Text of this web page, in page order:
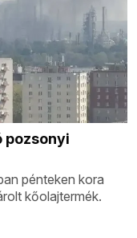
pozsonyi
pénteken kora
kőolajtermék.